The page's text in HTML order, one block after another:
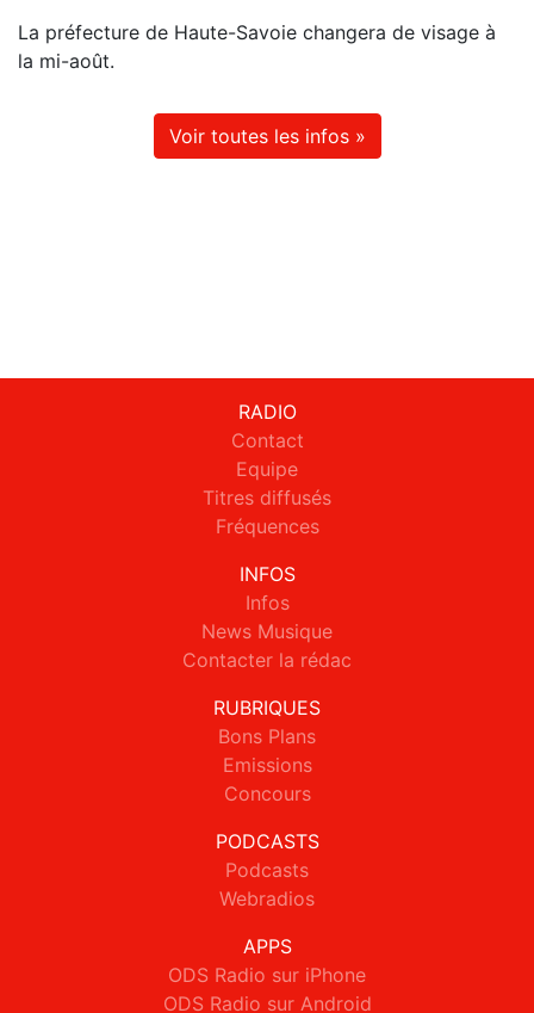
La préfecture de Haute-Savoie changera de visage à
la mi-août.
Voir toutes les infos »
RADIO
Contact
Equipe
Titres diffusés
Fréquences
INFOS
Infos
News Musique
Contacter la rédac
RUBRIQUES
Bons Plans
Emissions
Concours
PODCASTS
Podcasts
Webradios
APPS
ODS Radio sur iPhone
ODS Radio sur Android